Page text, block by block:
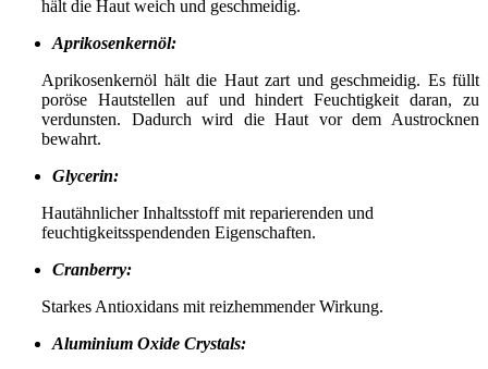
hält die Haut weich und geschmeidig.
Aprikosenkernöl:
Aprikosenkernöl hält die Haut zart und geschmeidig. Es füllt
poröse Hautstellen auf und hindert Feuchtigkeit daran, zu
verdunsten. Dadurch wird die Haut vor dem Austrocknen
bewahrt.
Glycerin:
Hautähnlicher Inhaltsstoff mit reparierenden und
feuchtigkeitsspendenden Eigenschaften.
Cranberry:
Starkes Antioxidans mit reizhemmender Wirkung.
Aluminium Oxide Crystals: